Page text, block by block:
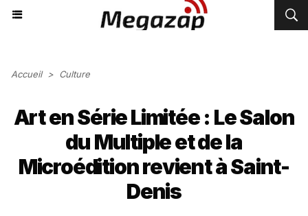
Accueil > Culture
Art en Série Limitée : Le Salon
du Multiple et de la
Microédition revient à Saint-
Denis